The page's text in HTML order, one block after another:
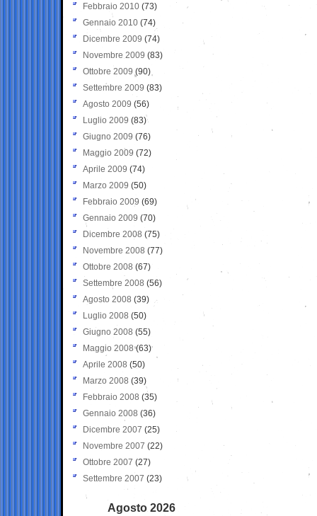
Febbraio 2010 (73)
Gennaio 2010 (74)
Dicembre 2009 (74)
Novembre 2009 (83)
Ottobre 2009 (90)
Settembre 2009 (83)
Agosto 2009 (56)
Luglio 2009 (83)
Giugno 2009 (76)
Maggio 2009 (72)
Aprile 2009 (74)
Marzo 2009 (50)
Febbraio 2009 (69)
Gennaio 2009 (70)
Dicembre 2008 (75)
Novembre 2008 (77)
Ottobre 2008 (67)
Settembre 2008 (56)
Agosto 2008 (39)
Luglio 2008 (50)
Giugno 2008 (55)
Maggio 2008(63)
Aprile 2008 (50)
Marzo 2008 (39)
Febbraio 2008 (35)
Gennaio 2008 (36)
Dicembre 2007 (25)
Novembre 2007 (22)
Ottobre 2007 (27)
Settembre 2007 (23)
Agosto 2026